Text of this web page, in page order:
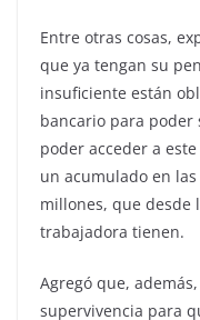
Entre otras cosas,
que ya tengan su
insuficiente están
bancario para poder
poder acceder a
un acumulado en
millones, que desde
trabajadora tienen.
Agregó que,
supervivencia para